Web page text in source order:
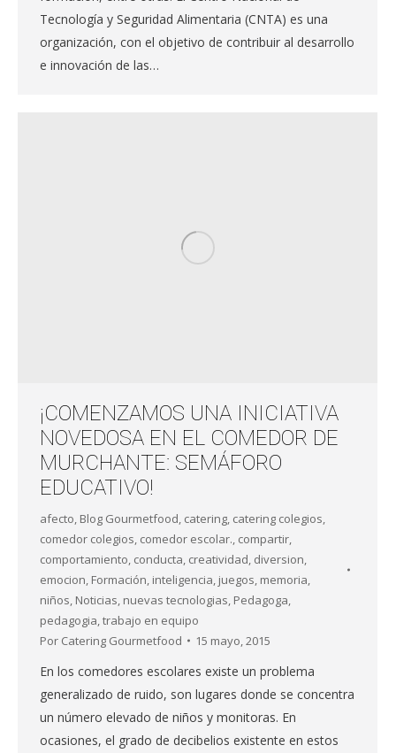
Tecnología y Seguridad Alimentaria (CNTA) es una
organización, con el objetivo de contribuir al desarrollo
e innovación de las…
¡COMENZAMOS UNA INICIATIVA
NOVEDOSA EN EL COMEDOR DE
MURCHANTE: SEMÁFORO
EDUCATIVO!
afecto Blog Gourmetfood catering catering colegios
comedor colegios comedor escolar. compartir
comportamiento conducta creatividad diversion
emocion Formación inteligencia juegos memoria
niños Noticias nuevas tecnologias Pedagoga
pedagogia trabajo en equipo
Por Catering Gourmetfood 15 mayo, 2015
En los comedores escolares existe un problema
generalizado de ruido, son lugares donde se concentra
un número elevado de niños y monitoras. En
ocasiones, el grado de decibelios existente en estos